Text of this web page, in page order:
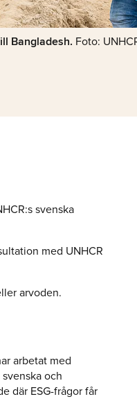
Bangladesh. Foto:
svenska
med UNHCR
arvoden.
arbetat med
och
där ESG-frågor får